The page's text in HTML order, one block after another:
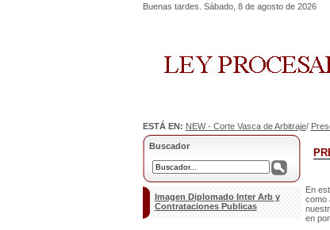
Buenas tardes. Sábado, 8 de agosto de 2026
ESTÁ EN: NEW - Corte Vasca de Arbitraje/
Buscador
Imagen Diplomado Inter Arb y
Contrataciones Publicas
En
como
en